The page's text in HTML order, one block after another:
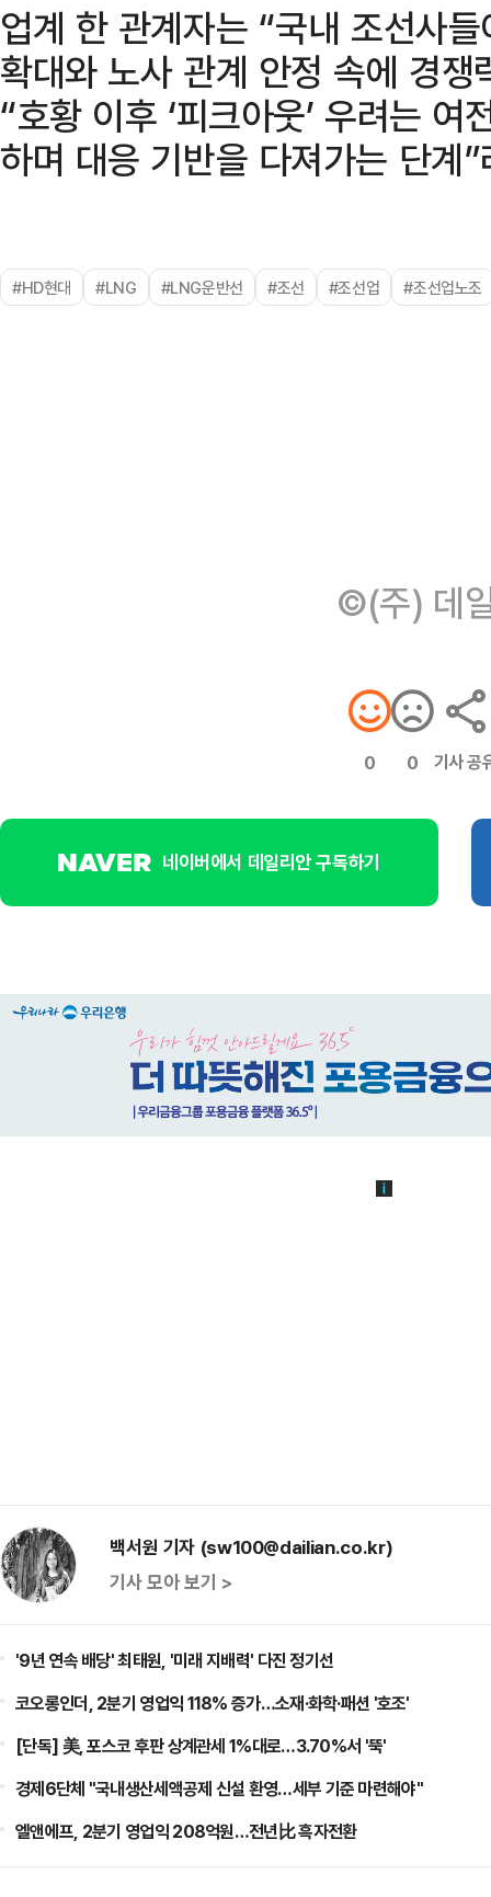
업계 한 관계자는 “국내 조선사
확대와 노사 관계 안정 속에 경
“호황 이후 ‘피크아웃’ 우려는
하며 대응 기반을 다져가는 단계
#HD현대 #LNG #LNG운반선 #조선 #조선업 #조선업노조
©(주) 데
0 0 기사 공
네이버에서 데일리안 구독하기
백서원 기자 (sw100@dailian.co.kr)
기사 모아 보기 >
'9년 연속 배당' 최태원, '미래 지배력' 다진 정기선
코오롱인더, 2분기 영업익 118% 증가…소재·화학·패션 '호조'
[단독] 美, 포스코 후판 상계관세 1%대로…3.70%서 '뚝'
경제6단체 "국내생산세액공제 신설 환영…세부 기준 마련해야"
엘앤에프, 2분기 영업익 208억원…전년比 흑자전환